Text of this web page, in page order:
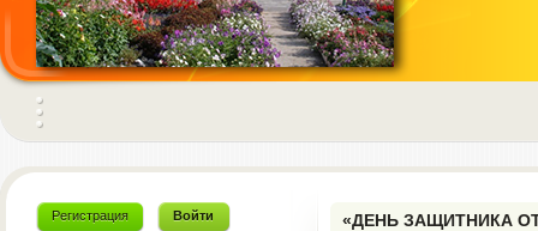
Регистрация Войти «ДЕНЬ ЗАЩИТНИКА